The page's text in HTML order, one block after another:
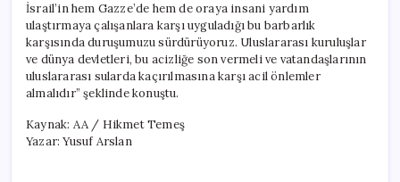
İsrail’in hem Gazze’de hem de oraya insani yardım
ulaştırmaya çalışanlara karşı uyguladığı bu barbarlık
karşısında duruşumuzu sürdürüyoruz. Uluslararası kuruluşlar
ve dünya devletleri, bu acizliğe son vermeli ve vatandaşlarının
uluslararası sularda kaçırılmasına karşı acil önlemler
almalıdır” şeklinde konuştu.
Kaynak: AA / Hikmet Temeş
Yazar: Yusuf Arslan